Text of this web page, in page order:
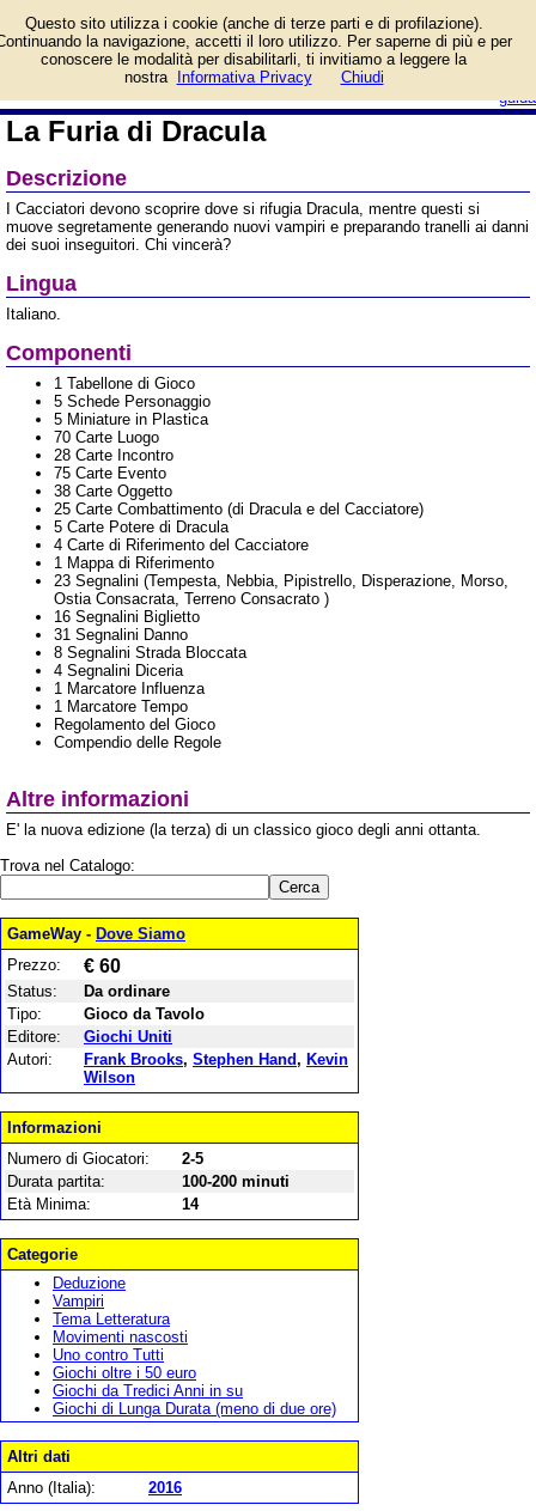
guida
Dracula e prezzo di
vendita. Prodotto da
La Furia di Dracula
Descrizione
I Cacciatori devono scoprire dove si rifugia Dracula, mentre questi si
muove segretamente generando nuovi vampiri e preparando tranelli ai danni
dei suoi inseguitori. Chi vincerà?
Lingua
Italiano.
Componenti
1 Tabellone di Gioco
5 Schede Personaggio
5 Miniature in Plastica
70 Carte Luogo
28 Carte Incontro
75 Carte Evento
38 Carte Oggetto
25 Carte Combattimento (di Dracula e del Cacciatore)
5 Carte Potere di Dracula
4 Carte di Riferimento del Cacciatore
1 Mappa di Riferimento
23 Segnalini (Tempesta, Nebbia, Pipistrello, Disperazione, Morso,
Ostia Consacrata, Terreno Consacrato )
16 Segnalini Biglietto
31 Segnalini Danno
8 Segnalini Strada Bloccata
4 Segnalini Diceria
1 Marcatore Influenza
1 Marcatore Tempo
Regolamento del Gioco
Compendio delle Regole
Altre informazioni
E' la nuova edizione (la terza) di un classico gioco degli anni ottanta.
Trova nel Catalogo:
GameWay - Dove Siamo
Prezzo:
€ 60
Status:
Da ordinare
Tipo:
Gioco da Tavolo
Editore:
Giochi Uniti
Autori:
Frank Brooks, Stephen Hand, Kevin
Wilson
Informazioni
Numero di Giocatori:
2-5
Durata partita:
100-200 minuti
Età Minima:
14
Categorie
Deduzione
Vampiri
Tema Letteratura
Movimenti nascosti
Uno contro Tutti
Giochi oltre i 50 euro
Giochi da Tredici Anni in su
Giochi di Lunga Durata (meno di due ore)
Altri dati
Anno (Italia):
2016
Questo sito utilizza i cookie (anche di terze parti e di profilazione).
la navigazione, accetti il loro utilizzo. Per saperne di più e per
conoscere le modalità per disabilitarli, ti invitiamo a leggere la
nostra
Informativa Privacy Chiudi